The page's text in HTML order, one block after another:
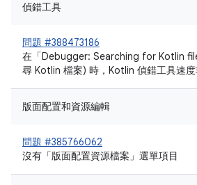
偵錯工具
問題 #388473186
在「Debugger: Searching for Kotlin
尋 Kotlin 檔案) 時，Kotlin 偵錯工具速
版面配置和資源編輯
問題 #385766062
沒有「版面配置資源檔案」選單項目